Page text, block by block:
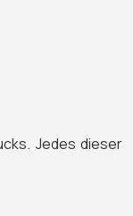
Jedes dieser